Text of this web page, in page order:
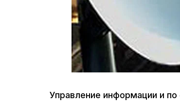
Управление информации и